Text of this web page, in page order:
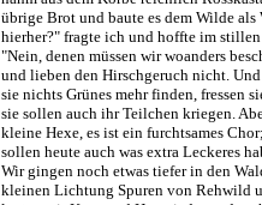
übrige Brot und baute es dem Wilde
hierher?" fragte ich und hoffte im
"Nein, denen müssen wir woanders
und lieben den Hirschgeruch nicht.
sie nichts Grünes mehr finden, fressen
sie sollen auch ihr Teilchen kriegen.
kleine Hexe, es ist ein furchtsames
sollen heute auch was extra Leckeres
Wir gingen noch etwas tiefer in den
kleinen Lichtung Spuren von Rehwild